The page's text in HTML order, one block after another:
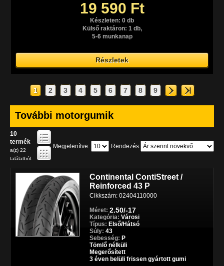
19 590 Ft
Készleten: 0 db
Külső raktáron: 1 db,
5-6 munkanap
Részletek
1 2 3 4 5 6 7 8 9
További motorgumik
10
termék
a(z) 22
találatból.
Megjelenítve: Rendezés:
Continental ContiStreet /
Reinforced 43 P
Cikkszám: 02404110000
Méret: 2.50/-17
Kategória: Városi
Típus: Első/Hátsó
Súly: 43
Sebesség: P
Tömlő nélküli
Megerősített
3 éven belüli frissen gyártott gumi